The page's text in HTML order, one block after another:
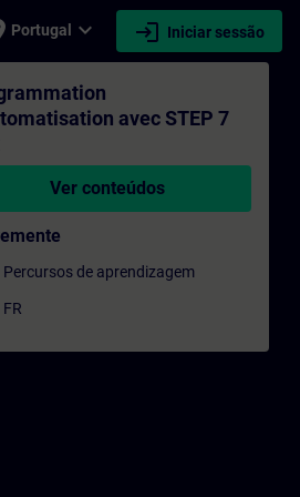
Portugal expand_more login Iniciar sessão
- Desenvolvimento
avec STEP 7
Ver conteúdos
Percursos de aprendizagem
FR